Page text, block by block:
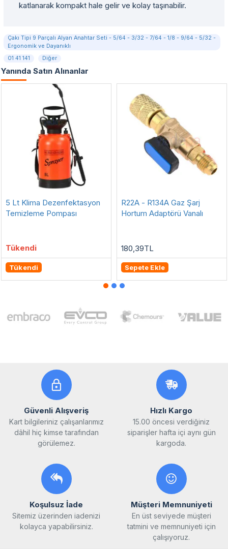
katlanarak kompakt hale gelir ve kolay taşınabilir.
Çakı Tipi 9 Parçalı Alyan Anahtar Seti - 5/64 - 3/32 - 7/64 - 1/8 - 9/64 - 5/32 -
Ergonomik ve Dayanıklı
01 41 141
Diğer
Yanında Satın Alınanlar
5 Lt Klima Dezenfektasyon
Temizleme Pompası
Tükendi
Tükendi
R22A - R134A Gaz Şarj
Hortum Adaptörü Vanalı
180,39TL
Sepete Ekle
Güvenli Alışveriş
Kart bilgileriniz çalışanlarımız
dâhil hiç kimse tarafından
görülemez.
Hızlı Kargo
15.00 öncesi verdiğiniz
siparişler hafta içi aynı gün
kargoda.
Koşulsuz İade
Sitemiz üzerinden iadenizi
kolayca yapabilirsiniz.
Müşteri Memnuniyeti
En üst seviyede müşteri
tatmini ve memnuniyeti için
çalışıyoruz.